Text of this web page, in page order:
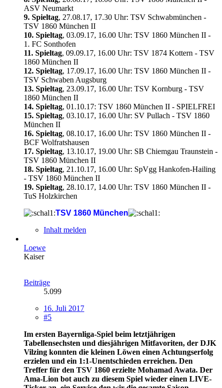
ASV Neumarkt
9. Spieltag, 27.08.17, 17.30 Uhr: TSV Schwabmünchen -
TSV 1860 München II
10. Spieltag, 03.09.17, 16.00 Uhr: TSV 1860 München II -
1. FC Sonthofen
11. Spieltag, 09.09.17, 16.00 Uhr: TSV 1874 Kottern - TSV
1860 München II
12. Spieltag, 17.09.17, 16.00 Uhr: TSV 1860 München II -
TSV Schwaben Augsburg
13. Spieltag, 23.09.17, 16.00 Uhr: TSV Kornburg - TSV
1860 München II
14. Spieltag, 01.10.17: TSV 1860 München II - SPIELFREI
15. Spieltag, 03.10.17, 16.00 Uhr: SV Pullach - TSV 1860
München II
16. Spieltag, 08.10.17, 16.00 Uhr: TSV 1860 München II -
BCF Wolfratshausen
17. Spieltag, 13.10.17, 19.00 Uhr: SB Chiemgau Traunstein -
TSV 1860 München II
18. Spieltag, 21.10.17, 16.00 Uhr: SpVgg Hankofen-Hailing
- TSV 1860 München II
19. Spieltag, 28.10.17, 14.00 Uhr: TSV 1860 München II -
TuS Holzkirchen
TSV 1860 München
Inhalt melden
Loewe
Kaiser
Beiträge
5.099
16. Juli 2017
#5
Im ersten Bayernliga-Spiel beim letztjährigen
Tabellensechsten und diesjährigen Mitfavoriten, der DJK
Vilzing konnten die kleinen Löwen einen Achtungserfolg
erzielen und ein 1:1-Unentschieden erreichen. Den
Treffer für den TSV 1860 erzielte Mohamad Awata. Der
Ama-Lion bot auch zu diesem Spiel wieder einen LIVE-